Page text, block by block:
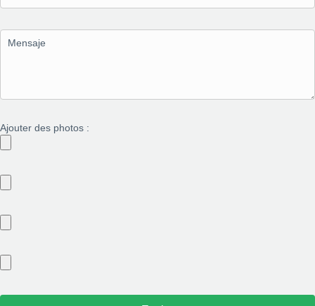
Ajouter des photos :